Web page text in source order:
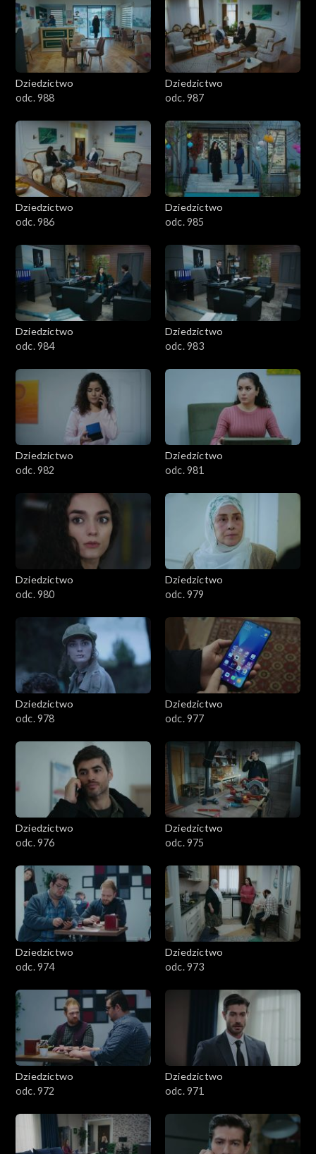
Dziedzictwo
odc. 988
Dziedzictwo
odc. 987
Dziedzictwo
odc. 986
Dziedzictwo
odc. 985
Dziedzictwo
odc. 984
Dziedzictwo
odc. 983
Dziedzictwo
odc. 982
Dziedzictwo
odc. 981
Dziedzictwo
odc. 980
Dziedzictwo
odc. 979
Dziedzictwo
odc. 978
Dziedzictwo
odc. 977
Dziedzictwo
odc. 976
Dziedzictwo
odc. 975
Dziedzictwo
odc. 974
Dziedzictwo
odc. 973
Dziedzictwo
odc. 972
Dziedzictwo
odc. 971